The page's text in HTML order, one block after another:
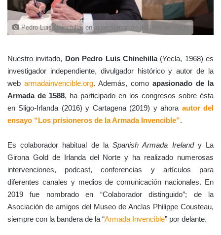
Pedro Luis Chinchilla, en la presentación del libro en Yecla
Nuestro invitado, Don Pedro Luis Chinchilla(Yecla, 1968) es
investigador independiente, divulgador histórico y autor de la
web armadainvencible.org. Además, como apasionado de la
Armada de 1588, ha participado en los congresos sobre ésta
en Sligo-Irlanda (2016) y Cartagena (2019) y ahora autor del
ensayo “Los prisioneros de la Armada Invencible”.
Es colaborador habitual de laSpanish Armada Irelandy La
Girona Gold de Irlanda del Norte y ha realizado numerosas
intervenciones, podcast, conferencias y artículos para
diferentes canales y medios de comunicación nacionales. En
2019 fue nombrado en “Colaborador distinguido”; de la
Asociación de amigos del Museo de Anclas Philippe Cousteau,
siempre con la bandera de la “Armada Invencible” por delante.